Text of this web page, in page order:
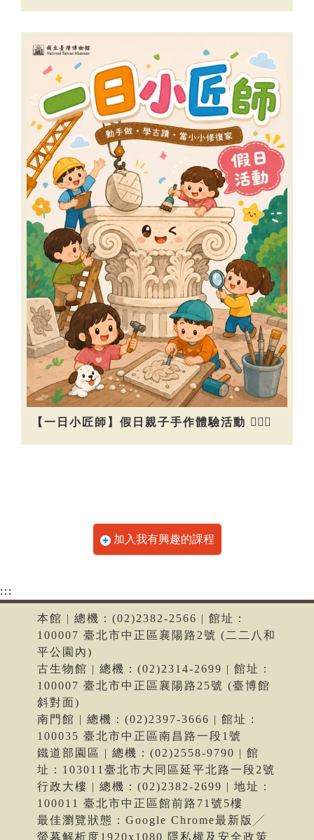
【一日小匠師】假日親子手作體驗活動 👷🏻‍♀️
加入我有興趣的課程
:::
本館 | 總機：(02)2382-2566 | 館址：
100007 臺北市中正區襄陽路2號 (二二八和
平公園內)
古生物館 | 總機：(02)2314-2699 | 館址：
100007 臺北市中正區襄陽路25號 (臺博館
斜對面)
南門館 | 總機：(02)2397-3666 | 館址：
100035 臺北市中正區南昌路一段1號
鐵道部園區 | 總機：(02)2558-9790 | 館
址：103011臺北市大同區延平北路一段2號
行政大樓 | 總機：(02)2382-2699 | 地址：
100011 臺北市中正區館前路71號5樓
最佳瀏覽狀態：Google Chrome最新版╱
螢幕解析度1920x1080 隱私權及安全政策